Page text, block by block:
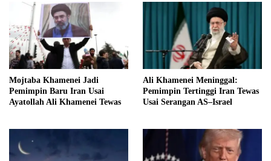
Mojtaba Khamenei Jadi
Pemimpin Baru Iran Usai
Ayatollah Ali Khamenei Tewas
Ali Khamenei Meninggal:
Pemimpin Tertinggi Iran Tewas
Usai Serangan AS–Israel